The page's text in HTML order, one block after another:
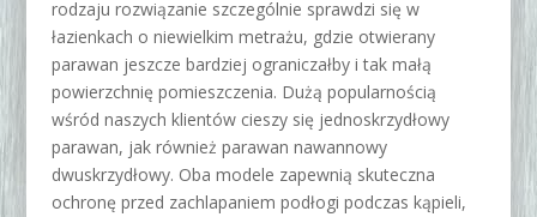
rodzaju rozwiązanie szczególnie sprawdzi się w
łazienkach o niewielkim metrażu, gdzie otwierany
parawan jeszcze bardziej ograniczałby i tak małą
powierzchnię pomieszczenia. Dużą popularnością
wśród naszych klientów cieszy się jednoskrzydłowy
parawan, jak również parawan nawannowy
dwuskrzydłowy. Oba modele zapewnią skuteczna
ochronę przed zachlapaniem podłogi podczas kąpieli,